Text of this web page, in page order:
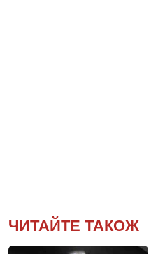
ЧИТАЙТЕ ТАКОЖ